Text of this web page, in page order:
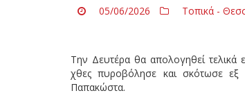
05/06/2026 Τοπικά -
Την Δευτέρα θα απολογηθεί τελικά
χθες πυροβόλησε και σκότωσε
Παπακώστα.